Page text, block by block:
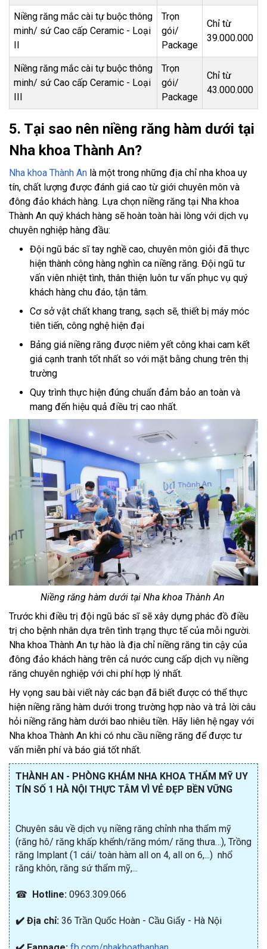
Niềng răng mắc cài tự buộc thông
minh/ sứ Cao cấp Ceramic - Loại
Trọn
gói/
Package
Chỉ từ
39.000.000
Niềng răng mắc cài tự buộc thông
minh/ sứ Cao cấp Ceramic - Loại
Trọn
gói/
Package
Chỉ từ
43.000.000
5. Tại sao nên niềng răng hàm dưới tại
Nha khoa Thành An?
Nha khoa Thành An là một trong những địa chỉ nha khoa uy
tín, chất lượng được đánh giá cao từ giới chuyên môn và
đông đảo khách hàng. Lựa chọn niềng răng tại Nha khoa
Thành An quý khách hàng sẽ hoàn toàn hài lòng với dịch vụ
chuyên nghiệp hàng đầu:
Đội ngũ bác sĩ tay nghề cao, chuyên môn giỏi đã thực
hiện thành công hàng nghìn ca niềng răng. Đội ngũ tư
vấn viên nhiệt tình, thân thiện luôn tư vấn phục vụ quý
khách hàng chu đáo, tận tâm.
Cơ sở vật chất khang trang, sạch sẽ, thiết bị máy móc
tiên tiến, công nghệ hiện đại
Bảng giá niềng răng được niêm yết công khai cam kết
giá cạnh tranh tốt nhất so với mặt bằng chung trên thị
trường
Quy trình thực hiện đúng chuẩn đảm bảo an toàn và
mang đến hiệu quả điều trị cao nhất.
Niềng răng hàm dưới tại Nha khoa Thành An
Trước khi điều trị đội ngũ bác sĩ sẽ xây dựng phác đồ điều
trị cho bệnh nhân dựa trên tình trạng thực tế của mỗi người.
Nha khoa Thành An tự hào là địa chỉ niềng răng tin cậy của
đông đảo khách hàng trên cả nước cung cấp dịch vụ niềng
răng chuyên nghiệp với chi phí hợp lý nhất.
Hy vọng sau bài viết này các bạn đã biết được có thể thực
hiện niềng răng hàm dưới trong trường hợp nào và trả lời câu
hỏi niềng răng hàm dưới bao nhiêu tiền. Hãy liên hệ ngay với
Nha khoa Thành An khi có nhu cầu niềng răng để được tư
vấn miễn phí và báo giá tốt nhất.
THÀNH AN - PHÒNG KHÁM NHA KHOA THẨM MỸ UY
TÍN SỐ 1 HÀ NỘI THỰC TÂM VÌ VẺ ĐẸP BỀN VỮNG
Chuyên sâu về dịch vụ niềng răng chỉnh nha thẩm mỹ
(răng hô/ răng khấp khểnh/răng móm/ răng thưa…), Trồng
răng Implant (1 cái/ toàn hàm all on 4, all on 6,...) nhổ
răng khôn, răng sứ thẩm mỹ,...
☎ Hotline: 0963.309.066
✔️ Địa chỉ: 36 Trần Quốc Hoàn - Cầu Giấy - Hà Nội